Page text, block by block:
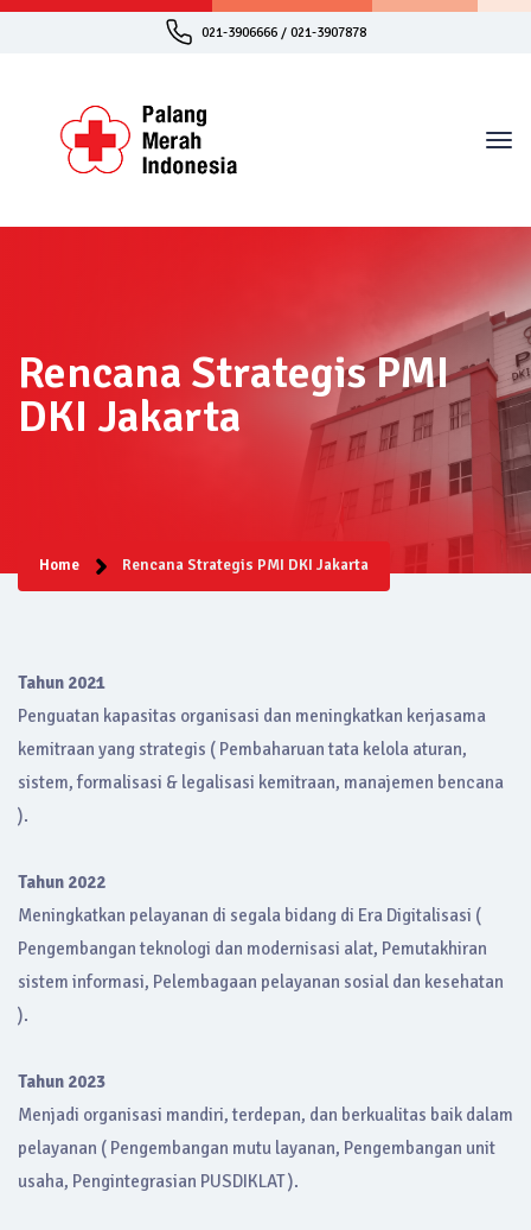
021-3906666 / 021-3907878
Rencana Strategis PMI
DKI Jakarta
Home Rencana Strategis PMI DKI Jakarta
Tahun 2021
Penguatan kapasitas organisasi dan meningkatkan kerjasama
kemitraan yang strategis ( Pembaharuan tata kelola aturan,
sistem, formalisasi & legalisasi kemitraan, manajemen bencana
).
Tahun 2022
Meningkatkan pelayanan di segala bidang di Era Digitalisasi (
Pengembangan teknologi dan modernisasi alat, Pemutakhiran
sistem informasi, Pelembagaan pelayanan sosial dan kesehatan
).
Tahun 2023
Menjadi organisasi mandiri, terdepan, dan berkualitas baik dalam
pelayanan ( Pengembangan mutu layanan, Pengembangan unit
usaha, Pengintegrasian PUSDIKLAT ).